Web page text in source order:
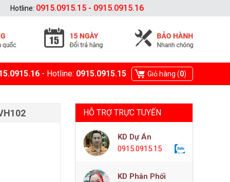
- Hotline: 0915.0915.15 Giỏ hàng (0)
HỖ TRỢ TRỰC TUYẾN
KD Dự Án
0915.0915.15
KD Phân Phối
Hotline: 0915.0915.15 - 0915.0915.16